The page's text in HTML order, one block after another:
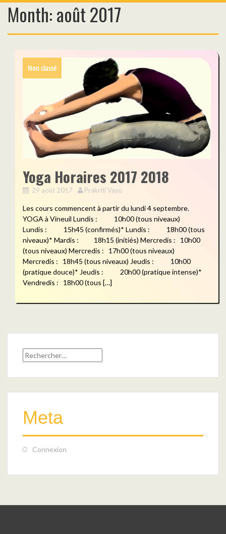
SkipMonth:août 2017
Non classé
Yoga Horaires 2017 2018
29 août 2017 Prakriti Vayu
Les cours commencent à partir du lundi 4 septembre.
YOGA à Vineuil Lundis : 10h00 (tous niveaux)
Lundis : 15h45 (confirmés)* Lundis : 18h00 (tous
niveaux)* Mardis : 18h15 (initiés) Mercredis : 10h00
(tous niveaux) Mercredis : 17h00 (tous niveaux)
Mercredis : 18h45 (tous niveaux) Jeudis : 10h00
(pratique douce)* Jeudis : 20h00 (pratique intense)*
Vendredis : 18h00 (tous […]
Rechercher :
Meta
Connexion